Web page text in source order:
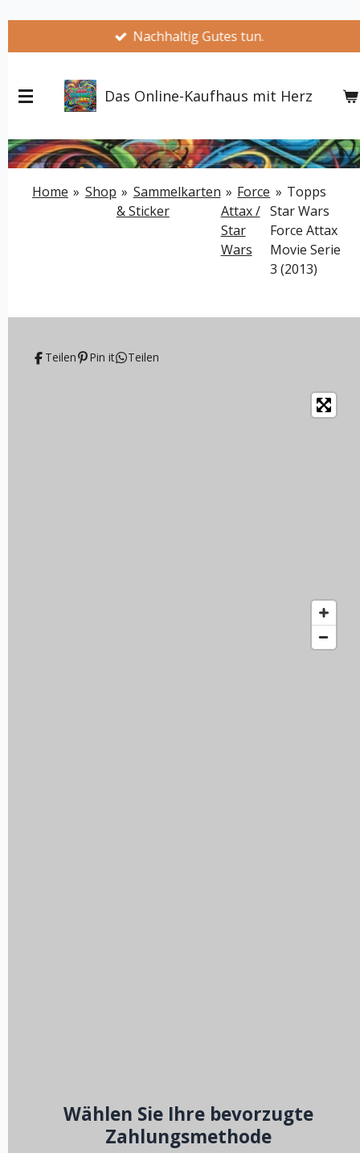
springen
Nachhaltig Gutes tun.
Das Online-Kaufhaus mit Herz
Home » Shop » Sammelkarten
& Sticker
» Force
Attax /
Star
Wars
» Topps
Star Wars
Force Attax
Movie Serie
3 (2013)
Teilen Pin it Teilen
Wählen Sie Ihre bevorzugte
Zahlungsmethode